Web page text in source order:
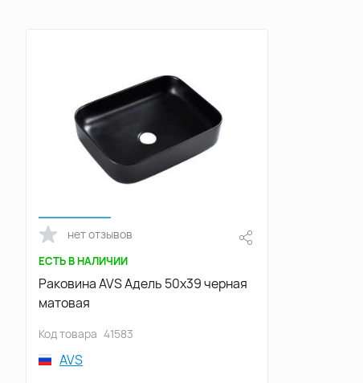
нет отзывов
ЕСТЬ В НАЛИЧИИ
Раковина AVS Адель 50x39 черная
матовая
Код товара 41583
AVS